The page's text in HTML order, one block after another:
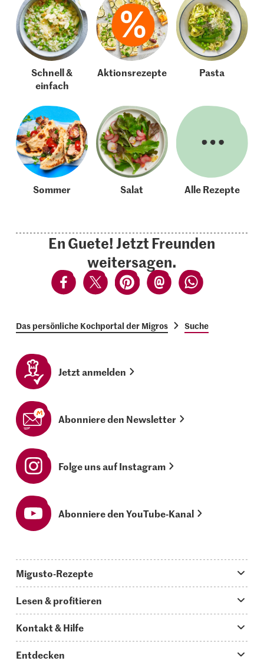
Schnell &
einfach
Aktionsrezepte Pasta
Sommer Salat Alle Rezepte
En Guete! Jetzt Freunden
weitersagen.
Das persönliche Kochportal der Migros Suche
Jetzt anmelden
Abonniere den Newsletter
Folge uns auf Instagram
Abonniere den YouTube-Kanal
Migusto-Rezepte
Was koche ich heute?
Hauptgerichte
Lesen & profitieren
Storys
Kontakt & Hilfe
Entdecken